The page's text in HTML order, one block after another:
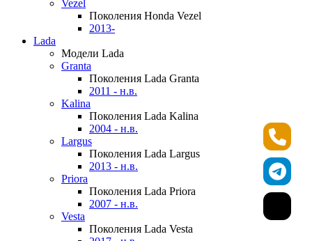
Vezel
Поколения Honda Vezel
2013-
Lada
Модели Lada
Granta
Поколения Lada Granta
2011 - н.в.
Kalina
Поколения Lada Kalina
2004 - н.в.
Largus
Поколения Lada Largus
2013 - н.в.
Priora
Поколения Lada Priora
2007 - н.в.
Vesta
Поколения Lada Vesta